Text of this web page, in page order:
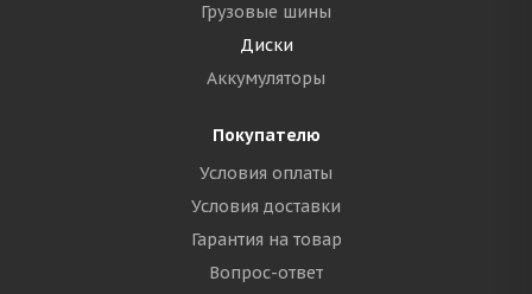
Грузовые шины
Диски
Аккумуляторы
Покупателю
Условия оплаты
Условия доставки
Гарантия на товар
Вопрос-ответ